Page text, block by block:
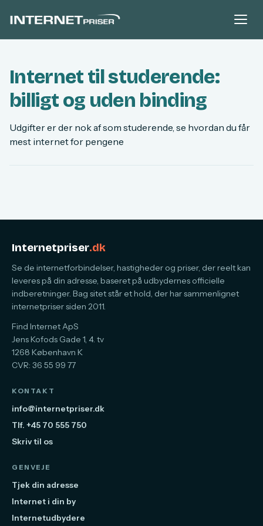
Internet til studerende:
billigt og uden binding
Udgifter er der nok af som studerende, se hvordan du får
mest internet for pengene
Internetpriser.dk
Se de internetforbindelser, hastigheder og priser, der reelt kan
leveres på din adresse, baseret på udbydernes officielle
indberetninger. Bag sitet står et hold, der har sammenlignet
internetpriser siden 2011.
Find Internet ApS
Jens Kofods Gade 1, 4. tv
1268 København K
CVR: 36 55 99 77
KONTAKT
info@internetpriser.dk
Tlf. +45 70 555 750
Skriv til os
GENVEJE
Tjek din adresse
Internet i din by
Internetudbydere